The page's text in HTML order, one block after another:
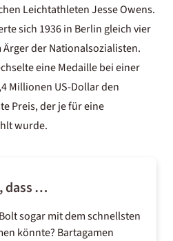
Leichtathleten Jesse Owens.
sich 1936 in Berlin gleich vier
der Nationalsozialisten.
eine Medaille bei einer
Millionen US-Dollar den
Preis, der je für eine
wurde.
dass …
sogar mit dem schnellsten
könnte? Bartagamen